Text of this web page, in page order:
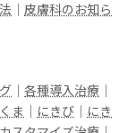
皮膚科のお知ら
各種導入治療
ま にきび
にき